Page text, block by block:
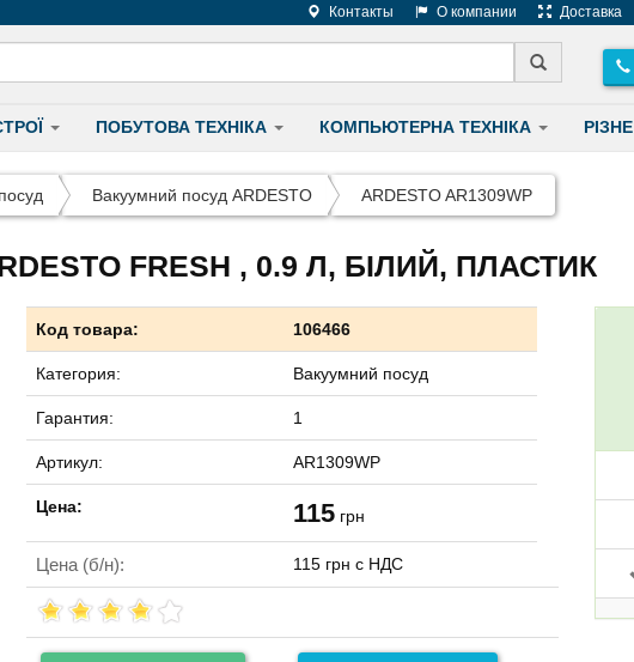
Контакты О компании Доставка
ПОБУТОВА ТЕХНІКА КОМПЬЮТЕРНА ТЕХНІКА РІЗНЕ
Вакуумний посуд ARDESTO ARDESTO AR1309WP
FRESH , 0.9 Л, БІЛИЙ, ПЛАСТИК
Код товара: 106466
Категория: Вакуумний посуд
Гарантия: 1
Артикул: AR1309WP
Цена: 115 грн
Цена (б/н): 115 грн с НДС